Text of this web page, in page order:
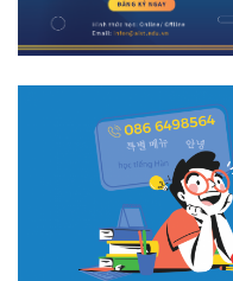
# 05.04.2025 | 17:16
Tuyển sinh 2025, Khoa
- Đại học Kiến trúc...
Thông tin tuyển sinh đại học
đô thị - Đại học Kiến trúc Hà
gian đào tạo 4,5 năm